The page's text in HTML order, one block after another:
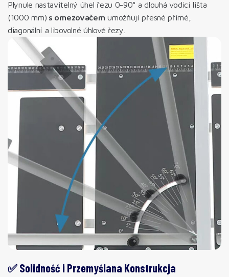
Plynule nastavitelný úhel řezu 0-90° a dlouhá vodicí lišta
(1000 mm) s omezovačem umožňují přesné přímé,
diagonální a libovolné úhlové řezy.
✅ Solidność i Przemyślana Konstrukcja